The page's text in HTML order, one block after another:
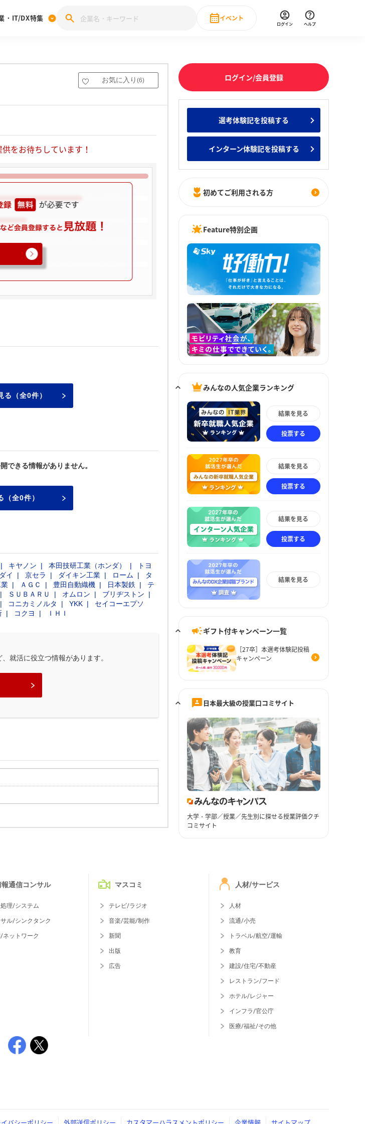
体験記投稿キャンペーン
みんなの新卒就職人気企業ランキング みんなのインターン人気企業ランキ
・IT/DX特集
業特集 27卒 IT・DX企業特集 28卒 IT・DX現場社員インタビュー
イベント
直近のイベント一覧
ログイン ヘルプ
お気に入り (6)
をお待ちしています！
（全0件）
できる情報がありません。
全0件）
キヤノン 本田技研工業（ホンダ）
トヨ
イ 京セラ ダイキン工業 ローム
タ
業 ＡＧＣ 豊田自動織機 日本製鉄
テ
ＳＵＢＡＲＵ オムロン
ブリヂストン
コニカミノルタ YKK
セイコーエプソ
コクヨ ＩＨＩ
就活に役立つ情報があります。
ログイン/会員登録
選考体験記を投稿する
インターン体験記を投稿する
初めてご利用される方
Feature特別企画
みんなの人気企業ランキング
結果を見る
投票する
結果を見る
投票する
結果を見る
投票する
結果を見る
ギフト付キャンペーン一覧
［27卒］本選考体験記投稿
キャンペーン
日本最大級の授業口コミサイト
大学・学部／授業／先生別に探せる授業評価クチ
コミサイト
報通信コンサル
理/システム
ル/シンクタンク
ネットワーク
マスコミ
テレビ/ラジオ
音楽/芸能/制作
新聞
出版
広告
人材/サービス
人材
流通/小売
トラベル/航空/運輸
教育
建設/住宅/不動産
レストラン/フード
ホテル/レジャー
インフラ/官公庁
医療/福祉/その他